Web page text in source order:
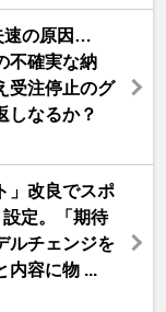
速の原因…
不確実な納
受注停止のグ
しなるか？
」改良でスポ
定。「期待
ルチェンジを
内容に物 ...